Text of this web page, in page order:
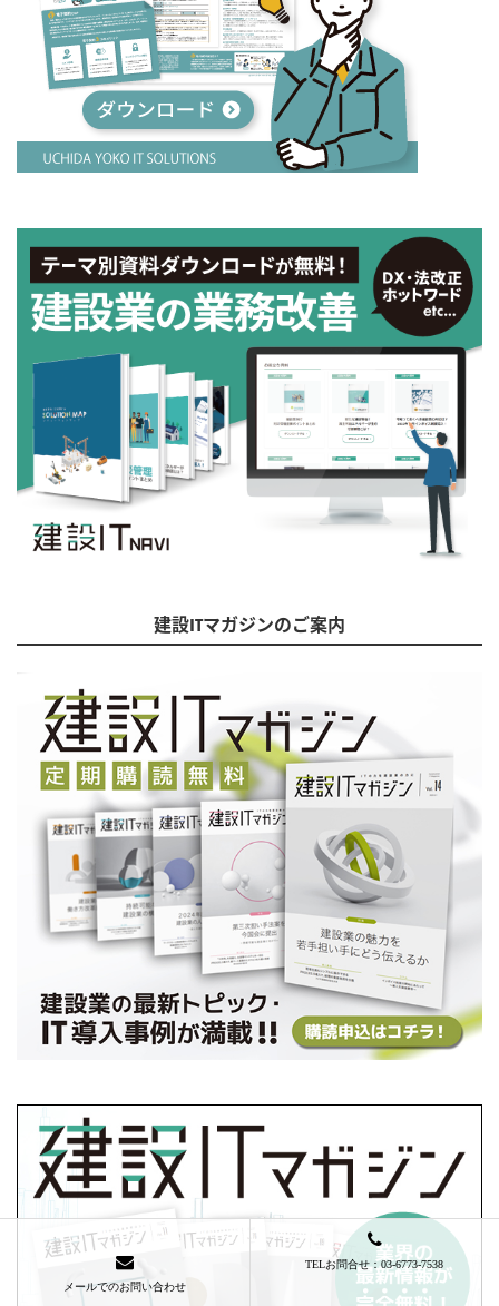
建設ITマガジンのご案内
メールでのお問い合わせ
TELお問合せ：03-6773-7538